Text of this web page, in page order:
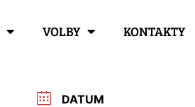
VOLBY KONTAKTY
DATUM